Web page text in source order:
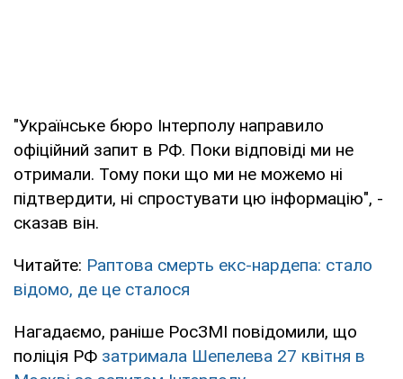
"Українське бюро Інтерполу направило
офіційний запит в РФ. Поки відповіді ми не
отримали. Тому поки що ми не можемо ні
підтвердити, ні спростувати цю інформацію", -
сказав він.
Читайте: Раптова смерть екс-нардепа: стало
відомо, де це сталося
Нагадаємо, раніше РосЗМІ повідомили, що
поліція РФ затримала Шепелева 27 квітня в